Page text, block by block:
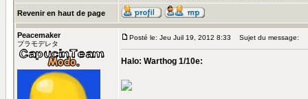
Revenir en haut de page
Peacemaker
プラモデレタ
Posté le: Jeu Juil 19, 2012 8:33 Sujet du message:
Halo: Warthog 1/10e: